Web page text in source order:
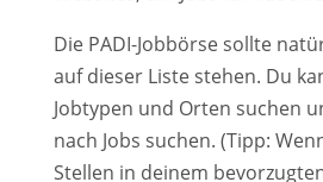
Die PADI-Jobbörse sollte
auf dieser Liste stehen. Du
Jobtypen und Orten suchen
nach Jobs suchen. (Tipp:
Stellen in deinem